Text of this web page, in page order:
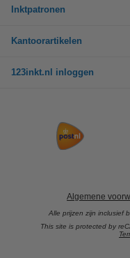
Inktpatronen
Kantoorartikelen
123inkt.nl inloggen
Algemene
Alle prijzen zijn inclusief
This site is protected by